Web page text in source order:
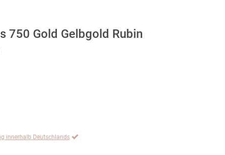
750 Gold Gelbgold Rubin
innerhalb Deutschlands